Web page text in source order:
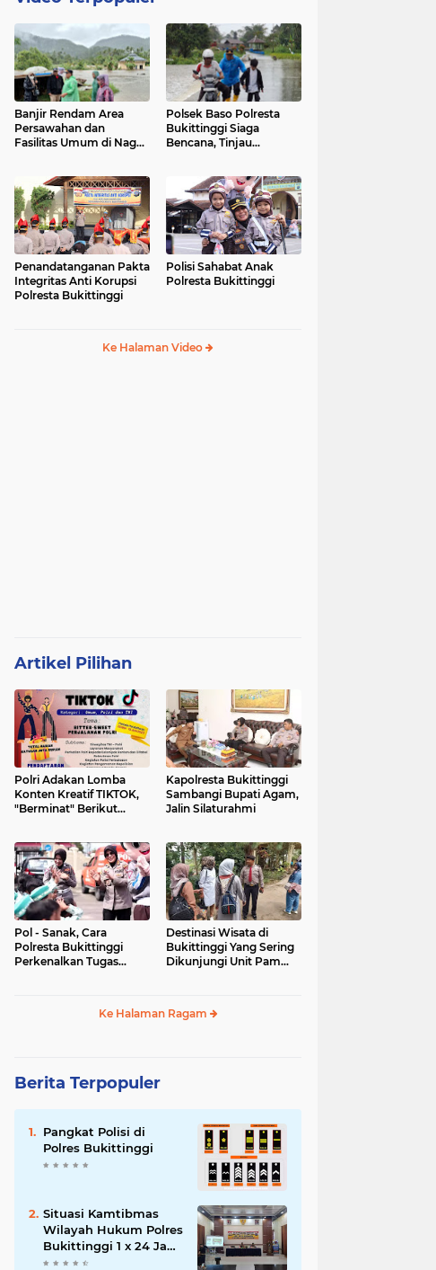
Banjir Rendam Area
Persawahan dan
Fasilitas Umum di Nagari
Polsek Baso Polresta
Bukittinggi Siaga
Bencana, Tinjau
Penandatanganan Pakta
Integritas Anti Korupsi
Polresta Bukittinggi
Polisi Sahabat Anak
Polresta Bukittinggi
Ke Halaman Video
Artikel Pilihan
Polri Adakan Lomba
Konten Kreatif TIKTOK,
"Berminat" Berikut
Kapolresta Bukittinggi
Sambangi Bupati Agam,
Jalin Silaturahmi
Pol - Sanak, Cara
Polresta Bukittinggi
Perkenalkan Tugas
Destinasi Wisata di
Bukittinggi Yang Sering
Dikunjungi Unit Pam
Ke Halaman Ragam
Berita Terpopuler
Pangkat Polisi di
Polres Bukittinggi
Situasi Kamtibmas
Wilayah Hukum Polres
Bukittinggi 1 x 24 Jam
Senin 27 Juni 2022